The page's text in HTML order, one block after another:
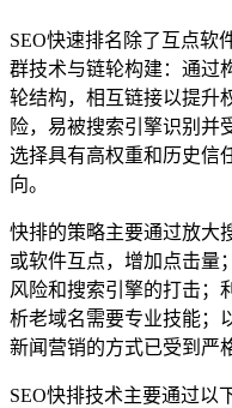
SEO快速排名除了互点软
群技术与链轮构建：通过
轮结构，相互链接以提升
险，易被搜索引擎识别并
选择具有高权重和历史信
向。
快排的策略主要通过放大
或软件互点，增加点击量
风险和搜索引擎的打击；
析老域名需要专业技能；
新闻营销的方式已受到严
SEO快排技术主要通过以